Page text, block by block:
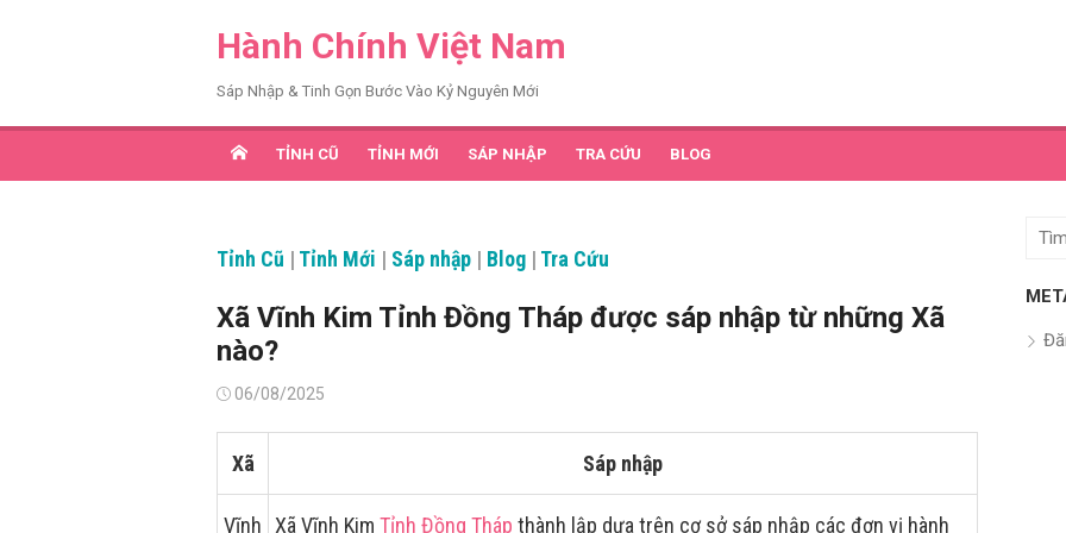
Hành Chính Việt Nam
Sáp Nhập & Tinh Gọn Bước Vào Kỷ Nguyên Mới
TỈNH CŨ TỈNH MỚI SÁP NHẬP TRA CỨU BLOG
Tỉnh Cũ | Tỉnh Mới | Sáp nhập | Blog | Tra Cứu
Xã Vĩnh Kim Tỉnh Đồng Tháp được sáp nhập từ những Xã
nào?
Đăng06/08/2025
Xã Sáp nhập
Vĩnh
Xã Vĩnh Kim Tỉnh Đồng Tháp thành lập dựa trên cơ sở sáp nhập các đơn vị hành
Tìm
quả